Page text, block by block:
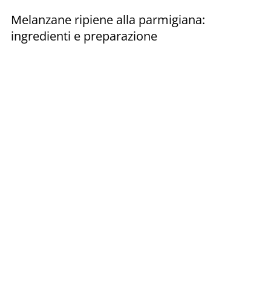
Melanzane ripiene alla parmigiana:
ingredienti e preparazione